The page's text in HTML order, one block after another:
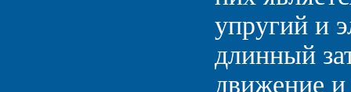
упругий и
длинный
движение и